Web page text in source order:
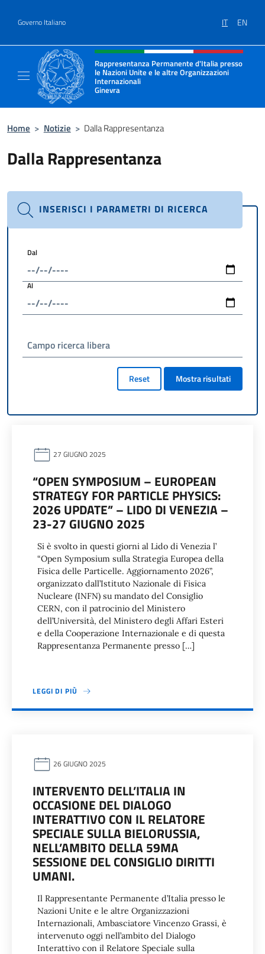
Governo Italiano IT EN
Intestazione sito, social e menù
Rappresentanza Permanente d'Italia presso
le Nazioni Unite e le altre Organizzazioni
Internazionali
Ginevra
Il sito ufficiale della Rappresentanza Onu
Home > Notizie > Dalla Rappresentanza
Dalla Rappresentanza
INSERISCI I PARAMETRI DI RICERCA
Dal
Al
Campo ricerca libera
Reset Mostra risultati
27 GIUGNO 2025
“OPEN SYMPOSIUM – EUROPEAN
STRATEGY FOR PARTICLE PHYSICS:
2026 UPDATE” – LIDO DI VENEZIA –
23-27 GIUGNO 2025
Si è svolto in questi giorni al Lido di Venezia l’
“Open Symposium sulla Strategia Europea della
Fisica delle Particelle. Aggiornamento 2026”,
organizzato dall’Istituto Nazionale di Fisica
Nucleare (INFN) su mandato del Consiglio
CERN, con il patrocinio del Ministero
dell’Università, del Ministero degli Affari Esteri
e della Cooperazione Internazionale e di questa
Rappresentanza Permanente presso […]
LEGGI DI PIÙ
26 GIUGNO 2025
INTERVENTO DELL’ITALIA IN
OCCASIONE DEL DIALOGO
INTERATTIVO CON IL RELATORE
SPECIALE SULLA BIELORUSSIA,
NELL’AMBITO DELLA 59MA
SESSIONE DEL CONSIGLIO DIRITTI
UMANI.
Il Rappresentante Permanente d’Italia presso le
Nazioni Unite e le altre Organizzazioni
Internazionali, Ambasciatore Vincenzo Grassi, è
intervenuto oggi nell’ambito del Dialogo
Interattivo con il Relatore Speciale sulla